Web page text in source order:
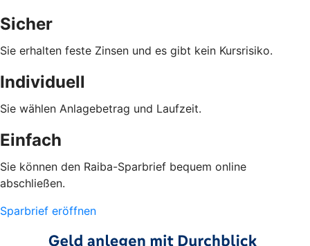
Sicher
Sie erhalten feste Zinsen und es gibt kein Kursrisiko.
Individuell
Sie wählen Anlagebetrag und Laufzeit.
Einfach
Sie können den Raiba-Sparbrief bequem online
abschließen.
Sparbrief eröffnen